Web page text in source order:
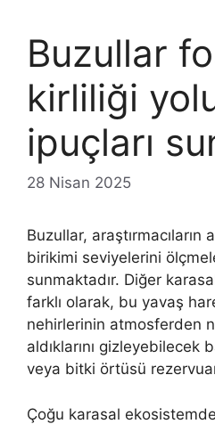
Buzullar
kirliliği
ipuçları
28 Nisan 2025
Buzullar,
birikimi seviyelerini
sunmaktadır. Diğer
farklı olarak, bu yavaş
nehirlerinin atmosferden
aldıklarını gizleyebilecek
veya bitki örtüsü
Çoğu karasal